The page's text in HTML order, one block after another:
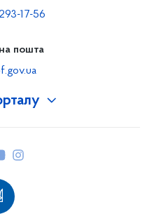
17-56
пошта